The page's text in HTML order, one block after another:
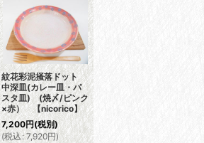
紋花彩泥掻落ドット
中深皿(カレー皿・パ
スタ皿) (焼〆/ピンク
×赤） 【nicorico】
7,200円(税別)
(税込: 7,920円)